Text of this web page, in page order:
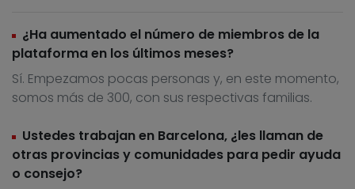
¿Ha aumentado el número de miembros de la
plataforma en los últimos meses?
Sí. Empezamos pocas personas y, en este momento,
somos más de 300, con sus respectivas familias.
Ustedes trabajan en Barcelona, ¿les llaman de
otras provincias y comunidades para pedir ayuda
o consejo?